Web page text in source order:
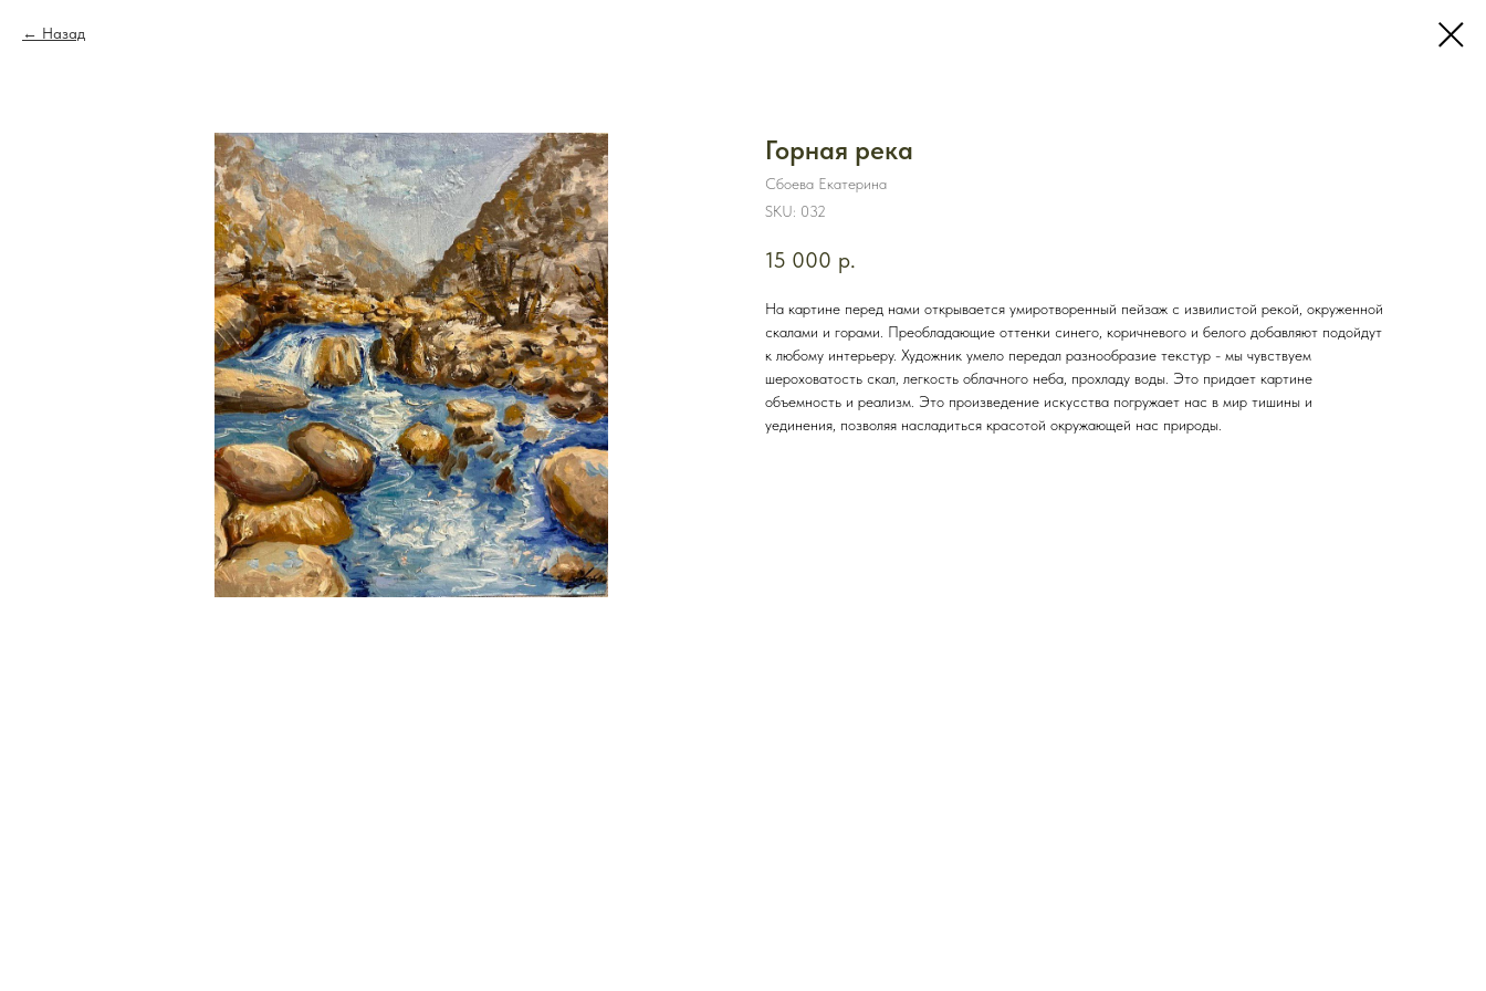
Назад
Горная река
Сбоева Екатерина
SKU: 032
15 000 р.
На картине перед нами открывается умиротворенный пейзаж с извилистой рекой, окруженной
скалами и горами. Преобладающие оттенки синего, коричневого и белого добавляют подойдут
к любому интерьеру. Художник умело передал разнообразие текстур - мы чувствуем
шероховатость скал, легкость облачного неба, прохладу воды. Это придает картине
объемность и реализм. Это произведение искусства погружает нас в мир тишины и
уединения, позволяя насладиться красотой окружающей нас природы.